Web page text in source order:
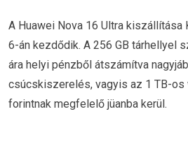
A Huawei Nova 16 Ultra kiszállítása
6-án kezdődik. A 256 GB tárhellyel
ára helyi pénzből átszámítva
csúcskiszerelés, vagyis az 1 TB-
forintnak megfelelő jüanba kerül.